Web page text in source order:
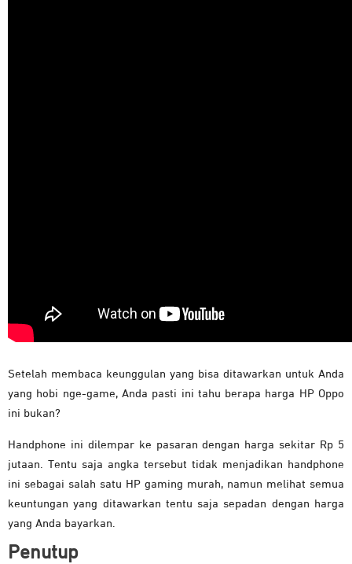
Setelah membaca keunggulan yang bisa ditawarkan untuk Anda
yang hobi nge-game, Anda pasti ini tahu berapa harga HP Oppo
ini bukan?
Handphone ini dilempar ke pasaran dengan harga sekitar Rp 5
jutaan. Tentu saja angka tersebut tidak menjadikan handphone
ini sebagai salah satu HP gaming murah, namun melihat semua
keuntungan yang ditawarkan tentu saja sepadan dengan harga
yang Anda bayarkan.
Penutup